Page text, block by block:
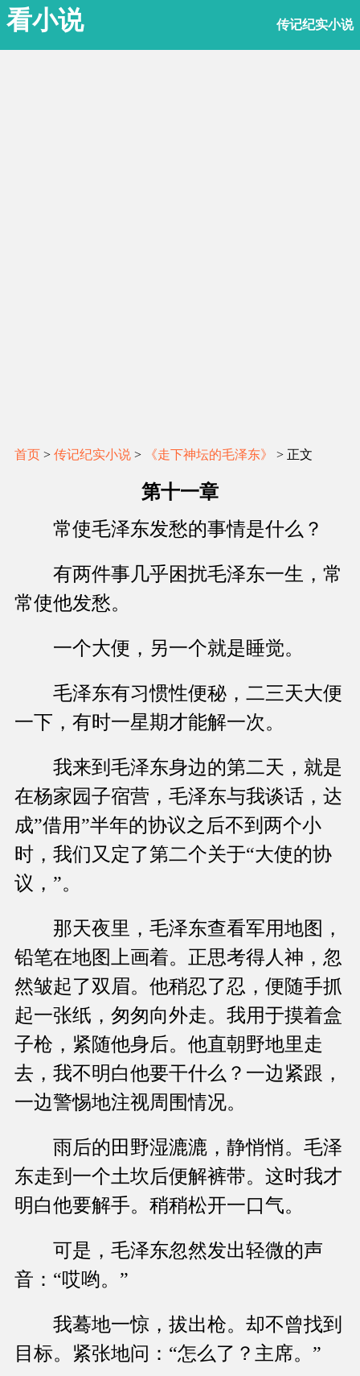
看小说 传记纪实小说
首页 > 传记纪实小说 > 《走下神坛的毛泽东》 > 正文
第十一章
常使毛泽东发愁的事情是什么？
有两件事几乎困扰毛泽东一生，常
常使他发愁。
一个大便，另一个就是睡觉。
毛泽东有习惯性便秘，二三天大便
一下，有时一星期才能解一次。
我来到毛泽东身边的第二天，就是
在杨家园子宿营，毛泽东与我谈话，达
成”借用”半年的协议之后不到两个小
时，我们又定了第二个关于“大使的协
议，”。
那天夜里，毛泽东查看军用地图，
铅笔在地图上画着。正思考得人神，忽
然皱起了双眉。他稍忍了忍，便随手抓
起一张纸，匆匆向外走。我用于摸着盒
子枪，紧随他身后。他直朝野地里走
去，我不明白他要干什么？一边紧跟，
一边警惕地注视周围情况。
雨后的田野湿漉漉，静悄悄。毛泽
东走到一个土坎后便解裤带。这时我才
明白他要解手。稍稍松开一口气。
可是，毛泽东忽然发出轻微的声
音：“哎哟。”
我蓦地一惊，拔出枪。却不曾找到
目标。紧张地问：“怎么了？主席。”